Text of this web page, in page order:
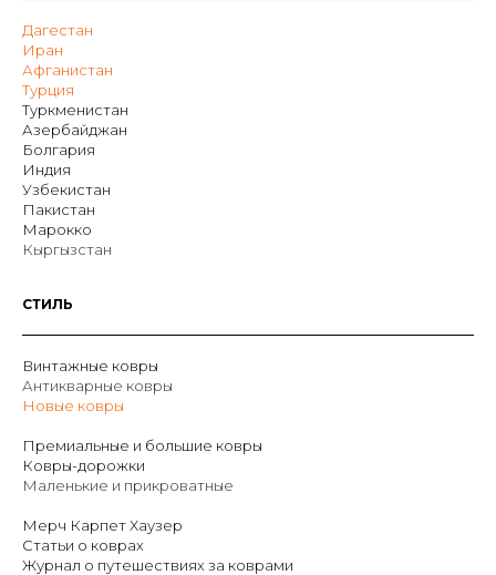
Дагестан
Иран
Афганистан
Турция
Туркменистан
Азербайджан
Болгария
Индия
Узбекистан
Пакистан
Марокко
Кыргызстан
СТИЛЬ
Винтажные ковры
Антикварные ковры
Новые ковры
Премиальные и большие ковры
Ковры-дорожки
Маленькие и прикроватные
Мерч Карпет Хаузер
Статьи о коврах
Журнал о путешествиях за коврами